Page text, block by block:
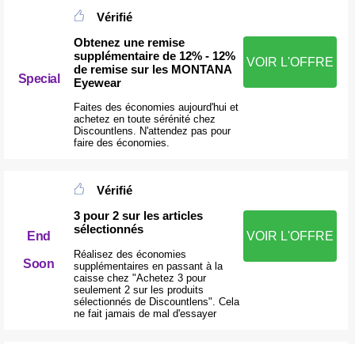
Special
Vérifié
Obtenez une remise
supplémentaire de 12% - 12%
de remise sur les MONTANA
Eyewear
Faites des économies aujourd'hui et
achetez en toute sérénité chez
Discountlens. N'attendez pas pour
faire des économies.
VOIR L'OFFRE
End
Soon
Vérifié
3 pour 2 sur les articles
sélectionnés
Réalisez des économies
supplémentaires en passant à la
caisse chez "Achetez 3 pour
seulement 2 sur les produits
sélectionnés de Discountlens". Cela
ne fait jamais de mal d'essayer
VOIR L'OFFRE